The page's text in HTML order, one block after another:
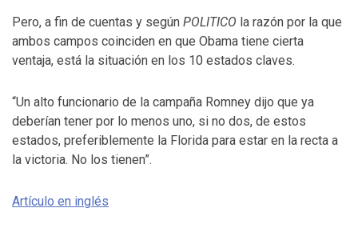
Pero, a fin de cuentas y según POLITICO la razón por la que
ambos campos coinciden en que Obama tiene cierta
ventaja, está la situación en los 10 estados claves.
“Un alto funcionario de la campaña Romney dijo que ya
deberían tener por lo menos uno, si no dos, de estos
estados, preferiblemente la Florida para estar en la recta a
la victoria. No los tienen”.
Artículo en inglés